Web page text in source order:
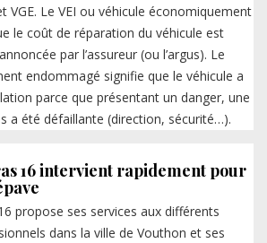
VGE. Le VEI ou véhicule économiquement
le coût de réparation du véhicule est
par l’assureur (ou l’argus). Le
endommagé signifie que le véhicule a
parce que présentant un danger, une
a été défaillante (direction, sécurité…).
16 intervient rapidement pour
propose ses services aux différents
dans la ville de Vouthon et ses